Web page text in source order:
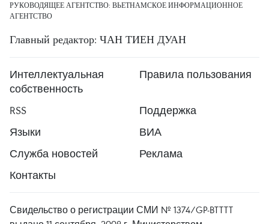
РУКОВОДЯЩЕЕ АГЕНТСТВО: ВЬЕТНАМСКОЕ ИНФОРМАЦИОННОЕ
АГЕНТСТВО
Главный редактор: ЧАН ТИЕН ДУАН
Интеллектуальная
собственность
Правила пользования
RSS
Поддержка
Языки
ВИА
Служба новостей
Реклама
Контакты
Свидельство о регистрации СМИ № 1374/GP-BTTTT